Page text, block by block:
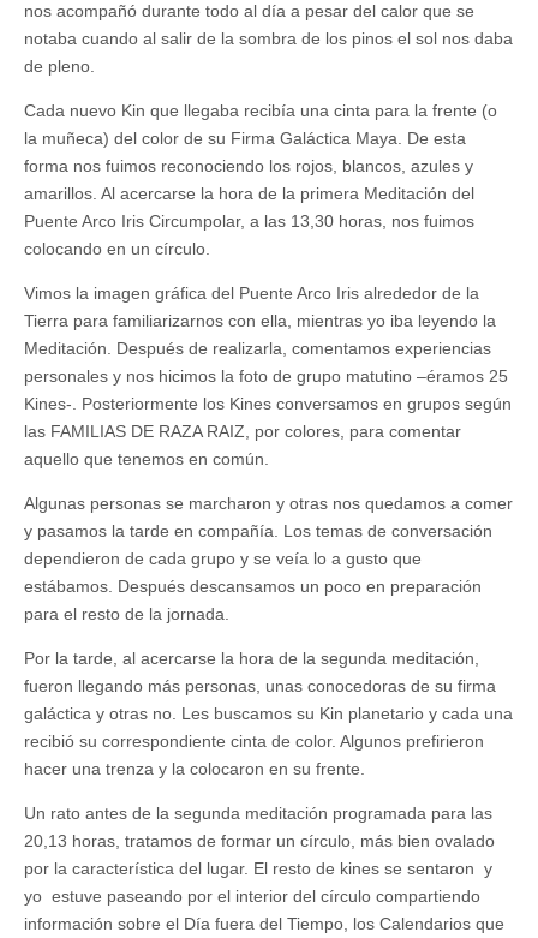
nos acompañó durante todo al día a pesar del calor que se
notaba cuando al salir de la sombra de los pinos el sol nos daba
de pleno.
Cada nuevo Kin que llegaba recibía una cinta para la frente (o
la muñeca) del color de su Firma Galáctica Maya. De esta
forma nos fuimos reconociendo los rojos, blancos, azules y
amarillos. Al acercarse la hora de la primera Meditación del
Puente Arco Iris Circumpolar, a las 13,30 horas, nos fuimos
colocando en un círculo.
Vimos la imagen gráfica del Puente Arco Iris alrededor de la
Tierra para familiarizarnos con ella, mientras yo iba leyendo la
Meditación. Después de realizarla, comentamos experiencias
personales y nos hicimos la foto de grupo matutino –éramos 25
Kines-. Posteriormente los Kines conversamos en grupos según
las FAMILIAS DE RAZA RAIZ, por colores, para comentar
aquello que tenemos en común.
Algunas personas se marcharon y otras nos quedamos a comer
y pasamos la tarde en compañía. Los temas de conversación
dependieron de cada grupo y se veía lo a gusto que
estábamos. Después descansamos un poco en preparación
para el resto de la jornada.
Por la tarde, al acercarse la hora de la segunda meditación,
fueron llegando más personas, unas conocedoras de su firma
galáctica y otras no. Les buscamos su Kin planetario y cada una
recibió su correspondiente cinta de color. Algunos prefirieron
hacer una trenza y la colocaron en su frente.
Un rato antes de la segunda meditación programada para las
20,13 horas, tratamos de formar un círculo, más bien ovalado
por la característica del lugar. El resto de kines se sentaron y
yo estuve paseando por el interior del círculo compartiendo
información sobre el Día fuera del Tiempo, los Calendarios que